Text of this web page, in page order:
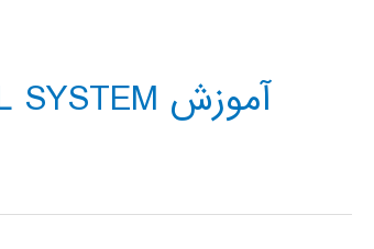
آموزش CONTROL SYSTEM